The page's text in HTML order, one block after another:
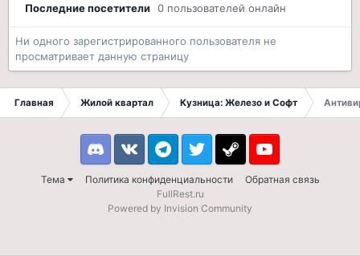
Последние посетители 0 пользователей онлайн
Ни одного зарегистрированного пользователя не
просматривает данную страницу
Главная Жилой квартал Кузница: Железо и Софт
Тема Политика конфиденциальности Обратная связь
DiscordVK TelegramTwitter Steam Youtube
FullRest.ru
Powered by Invision Community